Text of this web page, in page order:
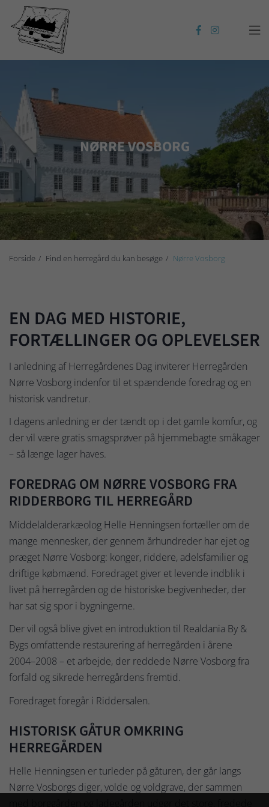

NØRRE VOSBORG
Forside Find en herregård du kan besøge Nørre Vosborg
EN DAG MED HISTORIE,
FORTÆLLINGER OG OPLEVELSER
I anledning af Herregårdenes Dag inviterer Herregården
Nørre Vosborg indenfor til et spændende foredrag og en
historisk vandretur.
I dagens anledning er der tændt op i det gamle komfur, og
der vil være gratis smagsprøver på hjemmebagte småkager
– så længe lager haves.
FOREDRAG OM NØRRE VOSBORG FRA
RIDDERBORG TIL HERREGÅRD
Middelalderarkæolog Helle Henningsen fortæller om de
mange mennesker, der gennem århundreder har ejet og
præget Nørre Vosborg: konger, riddere, adelsfamilier og
driftige købmænd. Foredraget giver et levende indblik i
livet på herregården og de historiske begivenheder, der
har sat sig spor i bygningerne.
Der vil også blive givet en introduktion til Realdania By &
Bygs omfattende restaurering af herregården i årene
2004–2008 – et arbejde, der reddede Nørre Vosborg fra
forfald og sikrede herregårdens fremtid.
Foredraget foregår i Riddersalen.
HISTORISK GÅTUR OMKRING
HERREGÅRDEN
Helle Henningsen er turleder på gåturen, der går langs
Nørre Vosborgs diger, volde og voldgrave, der sammen